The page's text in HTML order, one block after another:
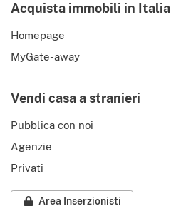
Acquista immobili in Italia
Homepage
MyGate-away
Vendi casa a stranieri
Pubblica con noi
Agenzie
Privati
Area Inserzionisti